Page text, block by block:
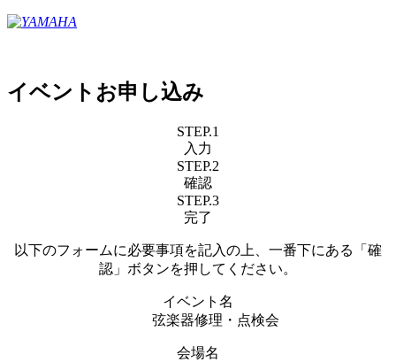
イベントお申し込み
STEP.1
入力
STEP.2
確認
STEP.3
完了
以下のフォームに必要事項を記入の上、一番下にある「確
認」ボタンを押してください。
イベント名
弦楽器修理・点検会
会場名